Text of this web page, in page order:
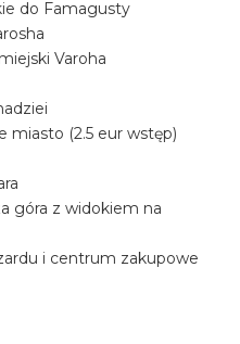
do Famagusty
Varoha
miasto (2.5 eur wstęp)
góra z widokiem na
i centrum zakupowe